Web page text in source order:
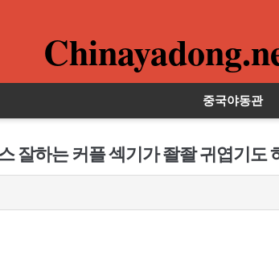
중국야동관
잘하는 커플 섹기가 좔좔 귀엽기도